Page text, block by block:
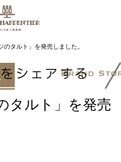
のタルト」を発売しました。
タルト」を発売